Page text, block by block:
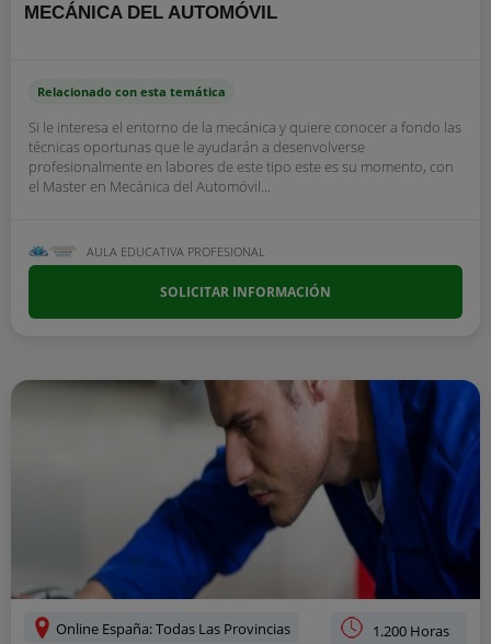
MECÁNICA DEL AUTOMÓVIL
Relacionado con esta temática
Si le interesa el entorno de la mecánica y quiere conocer a fondo las
técnicas oportunas que le ayudarán a desenvolverse
profesionalmente en labores de este tipo este es su momento, con
el Master en Mecánica del Automóvil...
AULA EDUCATIVA PROFESIONAL
SOLICITAR INFORMACIÓN
Online España: Todas Las Provincias 1.200 Horas